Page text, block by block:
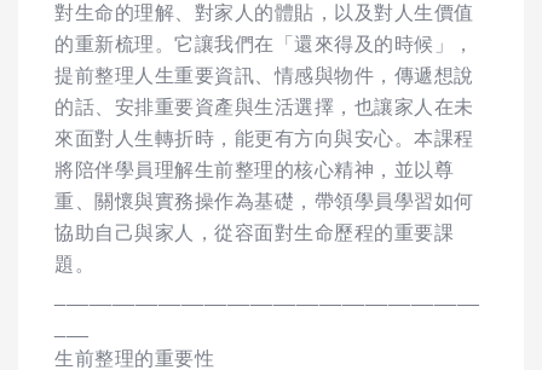
對生命的理解、對家人的體貼，以及對人生價值
的重新梳理。它讓我們在「還來得及的時候」，
提前整理人生重要資訊、情感與物件，傳遞想說
的話、安排重要資產與生活選擇，也讓家人在未
來面對人生轉折時，能更有方向與安心。本課程
將陪伴學員理解生前整理的核心精神，並以尊
重、關懷與實務操作為基礎，帶領學員學習如何
協助自己與家人，從容面對生命歷程的重要課
題。
生前整理的重要性